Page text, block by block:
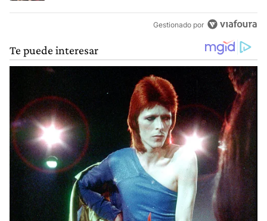
Gestionado por